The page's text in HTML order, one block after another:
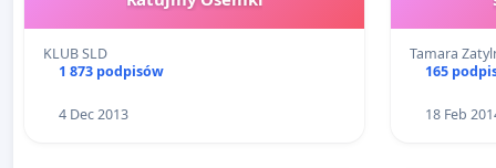
KLUB SLD
1 873 podpisów
4 Dec 2013
Tamara
165
18 Feb